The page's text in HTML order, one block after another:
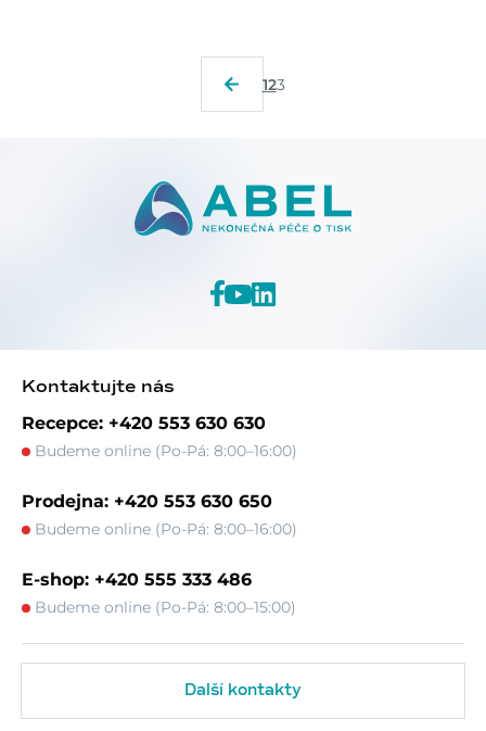
123
Kontaktujte nás
Recepce: +420 553 630 630
Budeme online (Po-Pá: 8:00–16:00)
Prodejna: +420 553 630 650
Budeme online (Po-Pá: 8:00–16:00)
E-shop: +420 555 333 486
Budeme online (Po-Pá: 8:00–15:00)
Další kontakty